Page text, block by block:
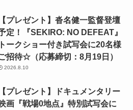
【プレゼント】沓名健一監督登壇
定！『SEKIRO: NO DEFEAT』
トークショー付き試写会に20名様
招待☆（応募締切：8月19日）
2026.8.10
【プレゼント】ドキュメンタリー
画『戦場0地点』特別試写会に